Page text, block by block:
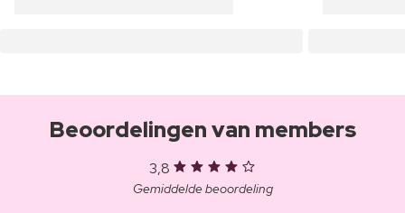
Beoordelingen van members
3,8
Gemiddelde beoordeling